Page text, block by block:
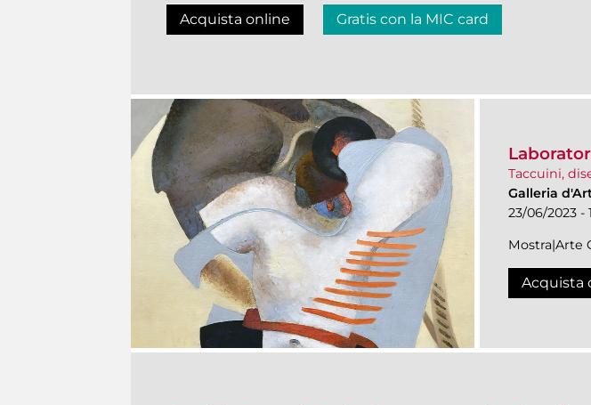
Acquista online Gratis con la MIC card
Taccuini,
Galleria
23/06/2023 -
Mostra|Arte
Acquista